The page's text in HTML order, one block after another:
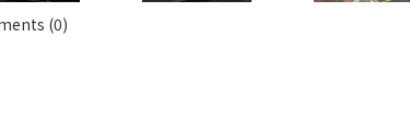
(0)